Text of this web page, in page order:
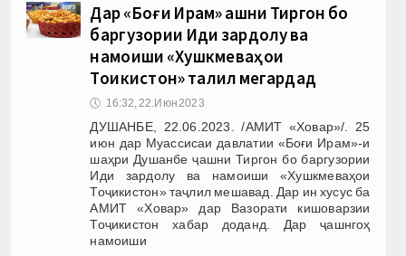
Дар «Боғи Ирам» ҷашни Тиргон бо
баргузории Иди зардолу ва
намоиши «Хушкмеваҳои
Тоҷикистон» таҷлил мегардад
🕔 16:32, 22.Июн 2023
ДУШАНБЕ, 22.06.2023. /АМИТ «Ховар»/. 25
июн дар Муассисаи давлатии «Боғи Ирам»-и
шаҳри Душанбе ҷашни Тиргон бо баргузории
Иди зардолу ва намоиши «Хушкмеваҳои
Тоҷикистон» таҷлил мешавад. Дар ин хусус ба
АМИТ «Ховар» дар Вазорати кишоварзии
Тоҷикистон хабар доданд. Дар ҷашнгоҳ
намоиши